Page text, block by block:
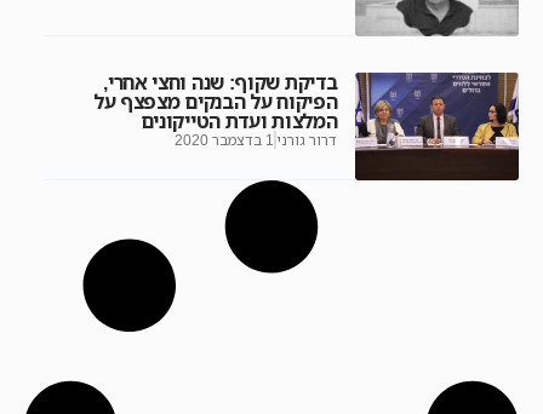
בדיקת שקוף: שנה וחצי אחרי,
הפיקוח על הבנקים מצפצף על
המלצות ועדת הטייקונים
דרור גורני 1 בדצמבר 2020